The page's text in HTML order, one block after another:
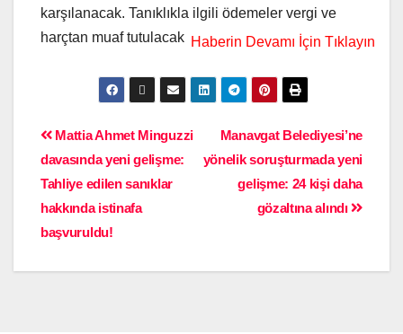
karşılanacak. Tanıklıkla ilgili ödemeler vergi ve
harçtan muaf tutulacak
Manavgat Belediyesi’ne
yönelik soruşturmada yeni
gelişme: 24 kişi daha
gözaltına alındı
Mattia Ahmet Minguzzi
davasında yeni gelişme:
Tahliye edilen sanıklar
hakkında istinafa
başvuruldu!